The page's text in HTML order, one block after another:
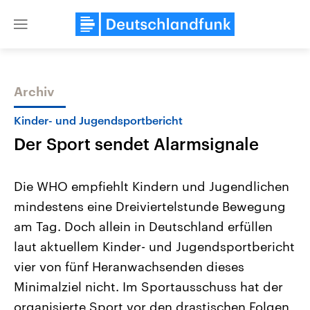
Close
Themen
Landtagswahl Sachsen-Anhalt
2026
Alle Informationen
Sachsen-Anhalt wählt am 6.
September 2026 einen neuen
Bundesland von einer Koalition aus
Aktuelle Beiträge,
Hintergründe
Wirtschaftlich und
gehören die Vereinigten
mit großem Einfluss auf
Archiv
Kinder- und Jugendsportbericht
Der Sport sendet Alarmsignale
Die WHO empfiehlt Kindern und Jugendlichen
mindestens eine Dreiviertelstunde Bewegung
am Tag. Doch allein in Deutschland erfüllen
laut aktuellem Kinder- und Jugendsportbericht
vier von fünf Heranwachsenden dieses
Minimalziel nicht. Im Sportausschuss hat der
organisierte Sport vor den drastischen Folgen